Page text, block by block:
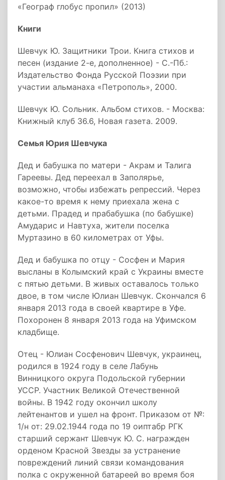
«Географ глобус пропил» (2013)
Книги
Шевчук Ю. Защитники Трои. Книга стихов и
песен (издание 2-е, дополненное) - С.-Пб.:
Издательство Фонда Русской Поэзии при
участии альманаха «Петрополь», 2000.
Шевчук Ю. Сольник. Альбом стихов. - Москва:
Книжный клуб 36.6, Новая газета. 2009.
Семья Юрия Шевчука
Дед и бабушка по матери - Акрам и Талига
Гареевы. Дед переехал в Заполярье,
возможно, чтобы избежать репрессий. Через
какое-то время к нему приехала жена с
детьми. Прадед и прабабушка (по бабушке)
Амударис и Навтуха, жители поселка
Муртазино в 60 километрах от Уфы.
Дед и бабушка по отцу - Сосфен и Мария
высланы в Колымский край с Украины вместе
с пятью детьми. В живых оставалось только
двое, в том числе Юлиан Шевчук. Скончался 6
января 2013 года в своей квартире в Уфе.
Похоронен 8 января 2013 года на Уфимском
кладбище.
Отец - Юлиан Сосфенович Шевчук, украинец,
родился в 1924 году в селе Лабунь
Винницкого округа Подольской губернии
УССР. Участник Великой Отечественной
войны. В 1942 году окончил школу
лейтенантов и ушел на фронт. Приказом от №:
1/н от: 29.02.1944 года по 19 оиптабр РГК
старший сержант Шевчук Ю. С. награжден
орденом Красной Звезды за устранение
повреждений линий связи командования
полка с окруженной батареей во время боя